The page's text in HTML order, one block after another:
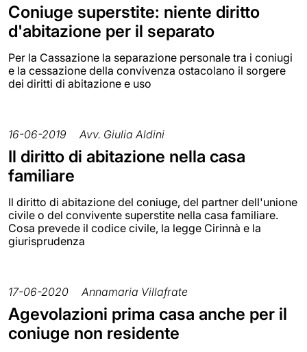
Coniuge superstite: niente diritto
d'abitazione per il separato
Per la Cassazione la separazione personale tra i coniugi
e la cessazione della convivenza ostacolano il sorgere
dei diritti di abitazione e uso
16-06-2019 Avv. Giulia Aldini
Il diritto di abitazione nella casa
familiare
Il diritto di abitazione del coniuge, del partner dell'unione
civile o del convivente superstite nella casa familiare.
Cosa prevede il codice civile, la legge Cirinnà e la
giurisprudenza
17-06-2020 Annamaria Villafrate
Agevolazioni prima casa anche per il
coniuge non residente